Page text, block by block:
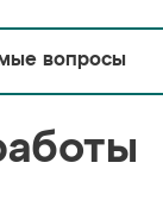
вопросы